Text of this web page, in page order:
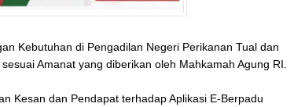
Kebutuhan di Pengadilan Negeri Perikanan Tual dan
Amanat yang diberikan oleh Mahkamah Agung RI.
Kesan dan Pendapat terhadap Aplikasi E-Berpadu